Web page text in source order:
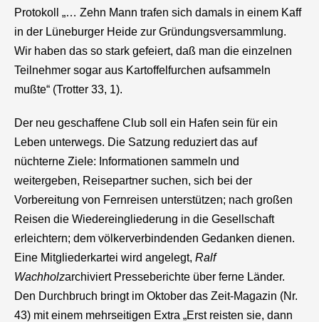
Protokoll „… Zehn Mann trafen sich damals in einem Kaff
in der Lüneburger Heide zur Gründungsversammlung.
Wir haben das so stark gefeiert, daß man die einzelnen
Teilnehmer sogar aus Kartoffelfurchen aufsammeln
mußte“ (Trotter 33, 1).
Der neu geschaffene Club soll ein Hafen sein für ein
Leben unterwegs. Die Satzung reduziert das auf
nüchterne Ziele: Informationen sammeln und
weitergeben, Reisepartner suchen, sich bei der
Vorbereitung von Fernreisen unterstützen; nach großen
Reisen die Wiedereingliederung in die Gesellschaft
erleichtern; dem völkerverbindenden Gedanken dienen.
Eine Mitgliederkartei wird angelegt, Ralf
Wachholzarchiviert Presseberichte über ferne Länder.
Den Durchbruch bringt im Oktober das Zeit-Magazin (Nr.
43) mit einem mehrseitigen Extra „Erst reisten sie, dann